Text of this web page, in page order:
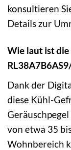
konsultieren
Details zur
Wie laut ist die
Dank der
diese Kühl-
von etwa 35
Wohnbereich